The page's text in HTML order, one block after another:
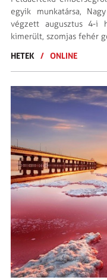
egyik munkatársa,
végzett augusztus 4-i
kimerült, szomjas fehér
HETEK
/ ONLINE